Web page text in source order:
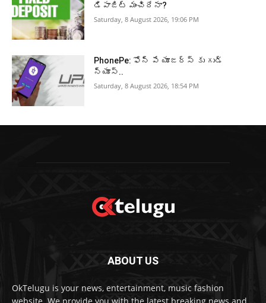
డిపాజిట్ మంచిదేనా?
Saturday, 8 August 2026, 19:06 PM
PhonePe: ఫోన్ పే యూజర్స్ కు గుడ్
న్యూస్..
Saturday, 8 August 2026, 18:54 PM
ABOUT US
OkTelugu is your news, entertainment, music fashion
website. We provide you with the latest breaking news and